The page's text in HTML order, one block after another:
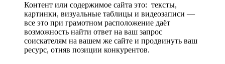
Контент или содержимое сайта это: тексты,
картинки, визуальные таблицы и видеозаписи —
все это при грамотном расположение даёт
возможность найти ответ на ваш запрос
соискателям на вашем же сайте и продвинуть ваш
ресурс, отняв позиции конкурентов.